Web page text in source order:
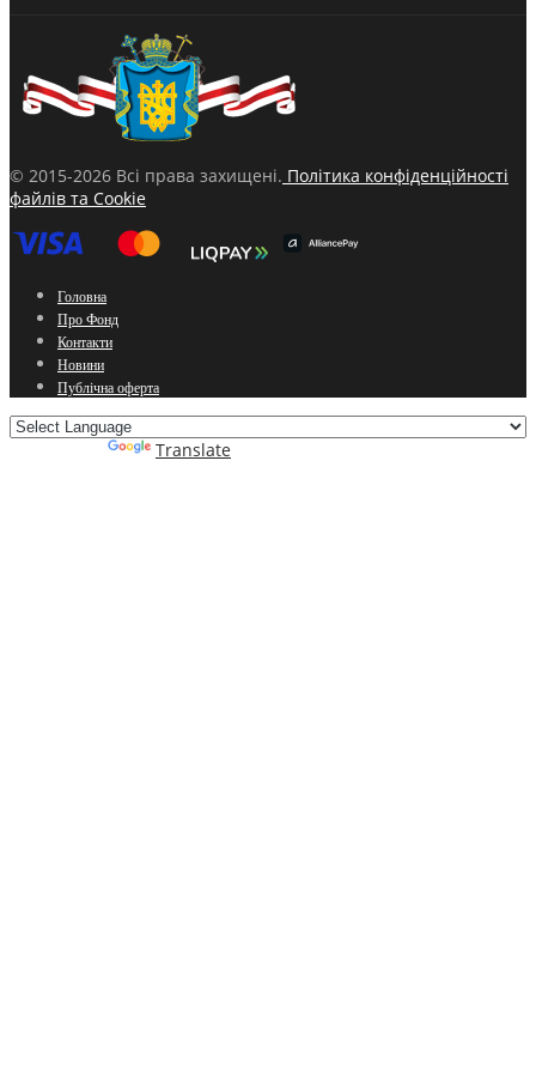
© 2015-2026 Всі права захищені. Політика конфіденційності
файлів та Cookie
Головна
Про Фонд
Контакти
Новини
Публічна оферта
Translate